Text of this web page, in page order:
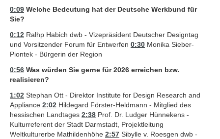
0:09 Welche Bedeutung hat der Deutsche Werkbund für
Sie?
0:12 Ralhp Habich dwb - Vizepräsident Deutscher Designtag
und Vorsitzender Forum für Entwerfen 0:30 Monika Sieber-
Piontek - Bürgerin der Region
0:56 Was würden Sie gerne für 2026 erreichen bzw.
realisieren?
1:02 Stephan Ott - Direktor Institute for Design Research and
Appliance 2:02 Hildegard Förster-Heldmann - Mitglied des
hessischen Landtages 2:38 Prof. Dr. Ludger Hünnekens -
Kulturreferent der Stadt Darmstadt, Projektleitung
Weltkulturerbe Mathildenhöhe 2:57 Sibylle v. Roesgen dwb -